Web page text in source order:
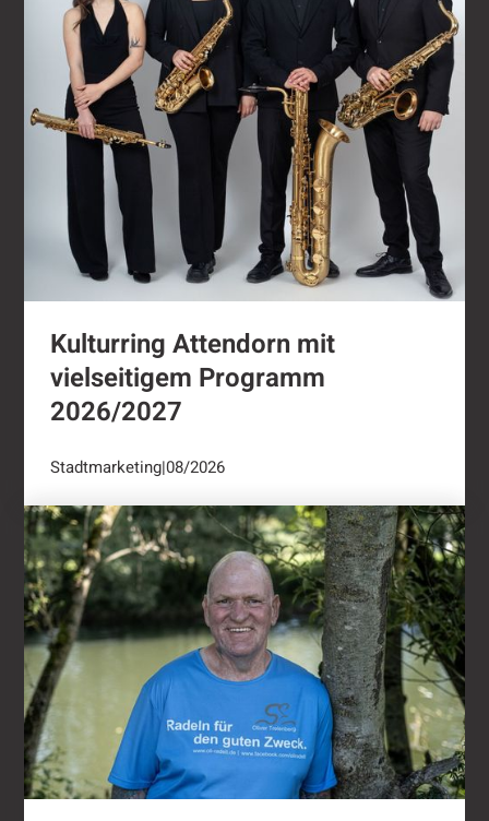
Kulturring Attendorn mit
vielseitigem Programm
2026/2027
Stadtmarketing|08/2026
"Oli radelt"...nach Attendorn